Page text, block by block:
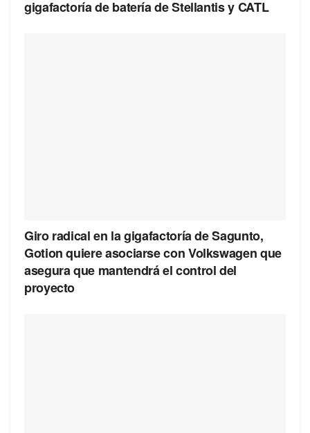
gigafactoría de batería de Stellantis y CATL
Giro radical en la gigafactoría de Sagunto,
Gotion quiere asociarse con Volkswagen que
asegura que mantendrá el control del
proyecto